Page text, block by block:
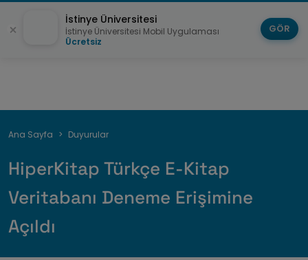
Breadcrumb
Ana Sayfa Duyurular
HiperKitap Türkçe E-Kitap
Veritabanı Deneme Erişimine
Açıldı
İstinye Üniversitesi
İstinye Üniversitesi Mobil Uygulaması
Ücretsiz
GÖR